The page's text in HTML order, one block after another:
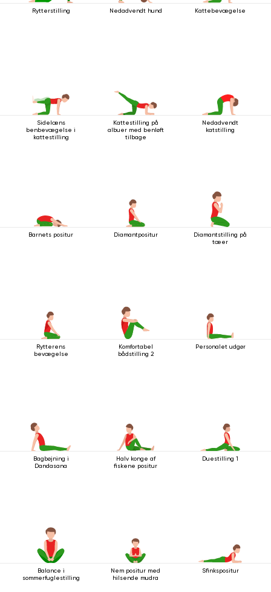
Rytterstilling Nedadvendt hund Kattebevægelse
Sidelæns
benbevægelse i
kattestilling
Kattestilling på
albuer med benløft
tilbage
Nedadvendt
katstilling
Barnets positur Diamantpositur
Diamantstilling på
tæer
Rytterens
bevægelse
Komfortabel
bådstilling 2
Personalet udgør
Bagbøjning i
Dandasana
Halv konge af
fiskene positur
Duestilling 1
Balance i
sommerfuglestilling
Nem positur med
hilsende mudra
Sfinkspositur